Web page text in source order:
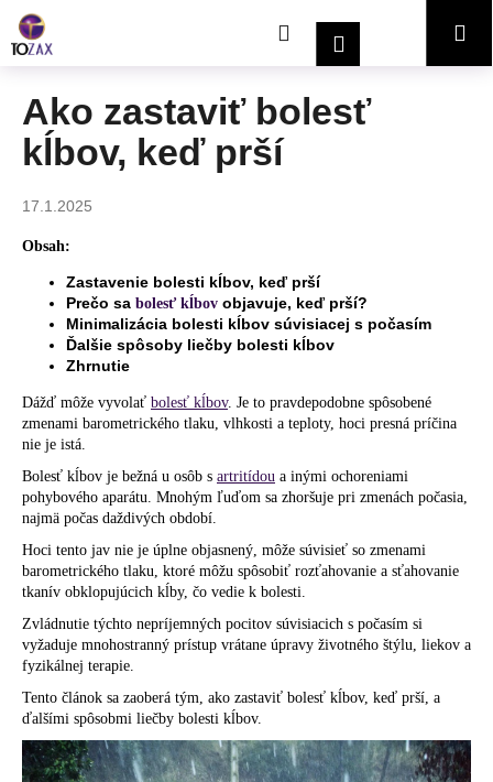
obsah
HľadaťPrihlásenieNákupný
Ako zastaviť bolesť
kĺbov, keď prší
17.1.2025
Obsah:
Zastavenie bolesti kĺbov, keď prší
Prečo sa bolesť kĺbov objavuje, keď prší?
Minimalizácia bolesti kĺbov súvisiacej s počasím
Ďalšie spôsoby liečby bolesti kĺbov
Zhrnutie
Dážď môže vyvolať bolesť kĺbov. Je to pravdepodobne spôsobené
zmenami barometrického tlaku, vlhkosti a teploty, hoci presná príčina
nie je istá.
Bolesť kĺbov je bežná u osôb s artritídou a inými ochoreniami
pohybového aparátu. Mnohým ľuďom sa zhoršuje pri zmenách počasia,
najmä počas daždivých období.
Hoci tento jav nie je úplne objasnený, môže súvisieť so zmenami
barometrického tlaku, ktoré môžu spôsobiť rozťahovanie a sťahovanie
tkanív obklopujúcich kĺby, čo vedie k bolesti.
Zvládnutie týchto nepríjemných pocitov súvisiacich s počasím si
vyžaduje mnohostranný prístup vrátane úpravy životného štýlu, liekov a
fyzikálnej terapie.
Tento článok sa zaoberá tým, ako zastaviť bolesť kĺbov, keď prší, a
ďalšími spôsobmi liečby bolesti kĺbov.
o
Č
o
o
t
e
t
e
n
á
j
s
ť
?
HĽADAŤ